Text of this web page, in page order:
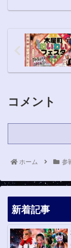
コメント
ホーム 参
新着記事